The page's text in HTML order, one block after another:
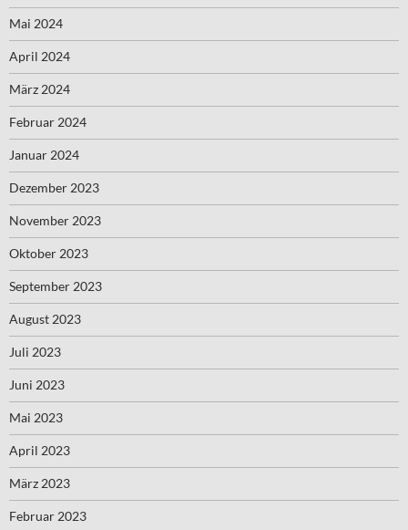
Mai 2024
April 2024
März 2024
Februar 2024
Januar 2024
Dezember 2023
November 2023
Oktober 2023
September 2023
August 2023
Juli 2023
Juni 2023
Mai 2023
April 2023
März 2023
Februar 2023